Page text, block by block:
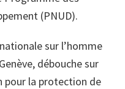
(PNUD).
sur l’homme
débouche sur
pour la protection de